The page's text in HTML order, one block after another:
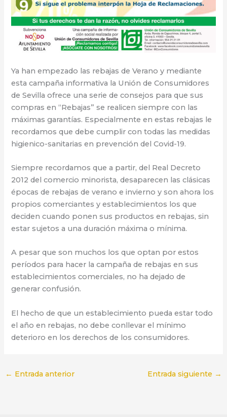
Ya han empezado las rebajas de Verano y mediante
esta campaña informativa la Unión de Consumidores
de Sevilla ofrece una serie de consejos para que sus
compras en “Rebajas” se realicen siempre con las
máximas garantías. Especialmente en estas rebajas le
recordamos que debe cumplir con todas las medidas
higienico-sanitarias en prevención del Covid-19.
Siempre recordamos que a partir, del Real Decreto
2012 del comercio minorista, desaparecen las clásicas
épocas de rebajas de verano e invierno y son ahora los
propios comerciantes y establecimientos los que
deciden cuando ponen sus productos en rebajas, sin
estar sujetos a una duración máxima o mínima.
A pesar que son muchos los que optan por estos
períodos para hacer la campaña de rebajas en sus
establecimientos comerciales, no ha dejado de
generar confusión.
El hecho de que un establecimiento pueda estar todo
el año en rebajas, no debe conllevar el mínimo
deterioro en los derechos de los consumidores.
← Entrada anterior Entrada siguiente →